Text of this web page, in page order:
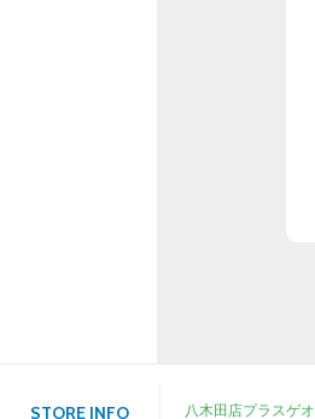
STORE INFO 八木田店プラスゲオ